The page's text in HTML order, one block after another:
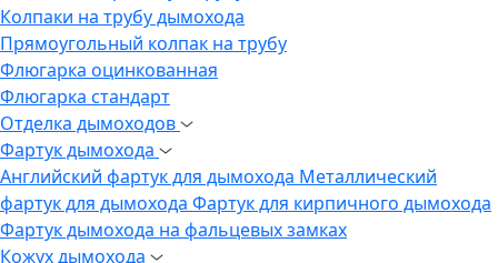
Колпаки на трубу дымохода
Прямоугольный колпак на трубу
Флюгарка оцинкованная
Флюгарка стандарт
Отделка дымоходов
Фартук дымохода
Английский фартук для дымохода Металлический
фартук для дымохода Фартук для кирпичного дымохода
Фартук дымохода на фальцевых замках
Кожух дымохода